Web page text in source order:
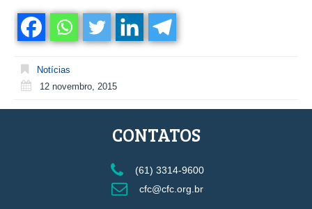
Notícias
12 novembro, 2015
CONTATOS
(61) 3314-9600
cfc@cfc.org.br